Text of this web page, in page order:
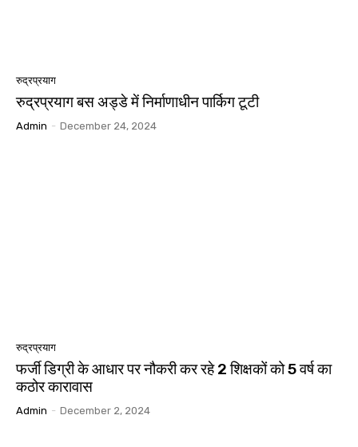
रुद्रप्रयाग
रुद्रप्रयाग बस अड्डे में निर्माणाधीन पार्किग टूटी
Admin - December 24, 2024
रुद्रप्रयाग
फर्जी डिग्री के आधार पर नौकरी कर रहे 2 शिक्षकों को 5 वर्ष का
कठोर कारावास
Admin - December 2, 2024